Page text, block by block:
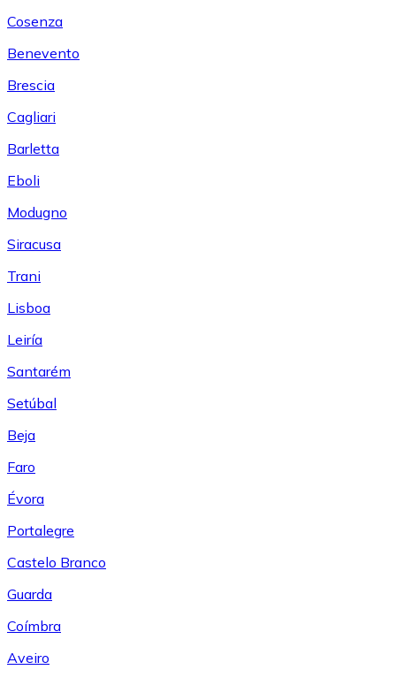
Cosenza
Benevento
Brescia
Cagliari
Barletta
Eboli
Modugno
Siracusa
Trani
Lisboa
Leiría
Santarém
Setúbal
Beja
Faro
Évora
Portalegre
Castelo Branco
Guarda
Coímbra
Aveiro